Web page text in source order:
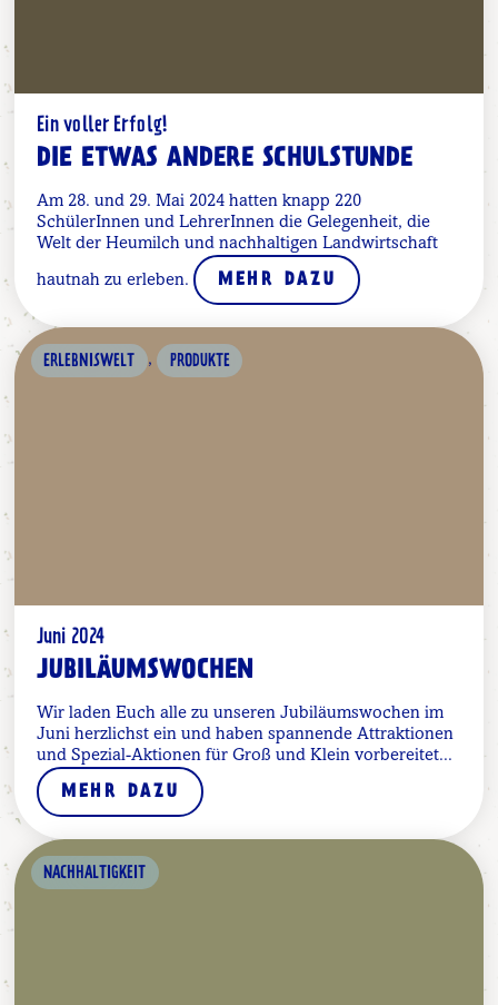
Ein voller Erfolg!
DIE ETWAS ANDERE SCHULSTUNDE
Am 28. und 29. Mai 2024 hatten knapp 220
SchülerInnen und LehrerInnen die Gelegenheit, die
Welt der Heumilch und nachhaltigen Landwirtschaft
hautnah zu erleben. MEHR DAZU
ERLEBNISWELT , PRODUKTE
Juni 2024
JUBILÄUMSWOCHEN
Wir laden Euch alle zu unseren Jubiläumswochen im
Juni herzlichst ein und haben spannende Attraktionen
und Spezial-Aktionen für Groß und Klein vorbereitet...
MEHR DAZU
NACHHALTIGKEIT